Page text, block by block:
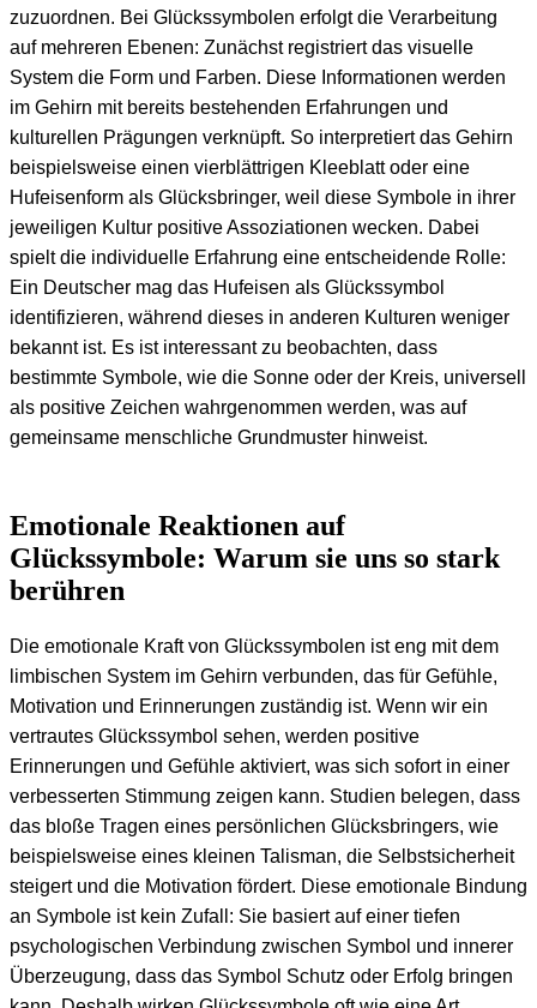
zuzuordnen. Bei Glückssymbolen erfolgt die Verarbeitung
auf mehreren Ebenen: Zunächst registriert das visuelle
System die Form und Farben. Diese Informationen werden
im Gehirn mit bereits bestehenden Erfahrungen und
kulturellen Prägungen verknüpft. So interpretiert das Gehirn
beispielsweise einen vierblättrigen Kleeblatt oder eine
Hufeisenform als Glücksbringer, weil diese Symbole in ihrer
jeweiligen Kultur positive Assoziationen wecken. Dabei
spielt die individuelle Erfahrung eine entscheidende Rolle:
Ein Deutscher mag das Hufeisen als Glückssymbol
identifizieren, während dieses in anderen Kulturen weniger
bekannt ist. Es ist interessant zu beobachten, dass
bestimmte Symbole, wie die Sonne oder der Kreis, universell
als positive Zeichen wahrgenommen werden, was auf
gemeinsame menschliche Grundmuster hinweist.
Emotionale Reaktionen auf
Glückssymbole: Warum sie uns so stark
berühren
Die emotionale Kraft von Glückssymbolen ist eng mit dem
limbischen System im Gehirn verbunden, das für Gefühle,
Motivation und Erinnerungen zuständig ist. Wenn wir ein
vertrautes Glückssymbol sehen, werden positive
Erinnerungen und Gefühle aktiviert, was sich sofort in einer
verbesserten Stimmung zeigen kann. Studien belegen, dass
das bloße Tragen eines persönlichen Glücksbringers, wie
beispielsweise eines kleinen Talisman, die Selbstsicherheit
steigert und die Motivation fördert. Diese emotionale Bindung
an Symbole ist kein Zufall: Sie basiert auf einer tiefen
psychologischen Verbindung zwischen Symbol und innerer
Überzeugung, dass das Symbol Schutz oder Erfolg bringen